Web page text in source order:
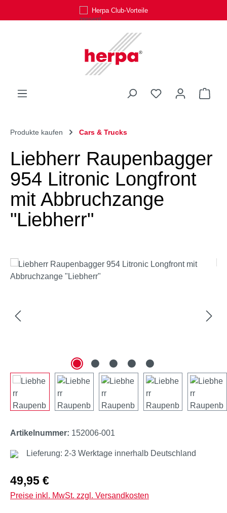
Zum Hauptinhalt springenHerpa Club-Vorteile
Du hast 0
Produkte kaufen Cars & Trucks
Liebherr Raupenbagger
954 Litronic Longfront
mit Abbruchzange
"Liebherr"
Bildergalerie überspringen
Artikelnummer: 152006-001
Lieferung: 2-3 Werktage innerhalb Deutschland
Regulärer Preis:
49,95 €
Preise inkl. MwSt. zzgl. Versandkosten